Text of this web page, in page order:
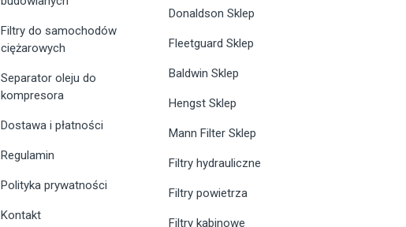
Filtry do samochodów
ciężarowych
Separator oleju do
kompresora
Dostawa i płatności
Regulamin
Polityka prywatności
Kontakt
Donaldson Sklep
Fleetguard Sklep
Baldwin Sklep
Hengst Sklep
Mann Filter Sklep
Filtry hydrauliczne
Filtry powietrza
Filtry kabinowe